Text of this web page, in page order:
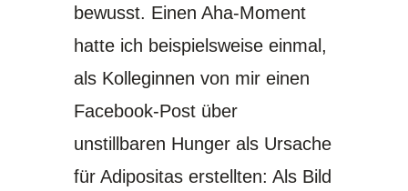
bewusst. Einen Aha-Moment
hatte ich beispielsweise einmal,
als Kolleginnen von mir einen
Facebook-Post über
unstillbaren Hunger als Ursache
für Adipositas erstellten: Als Bild